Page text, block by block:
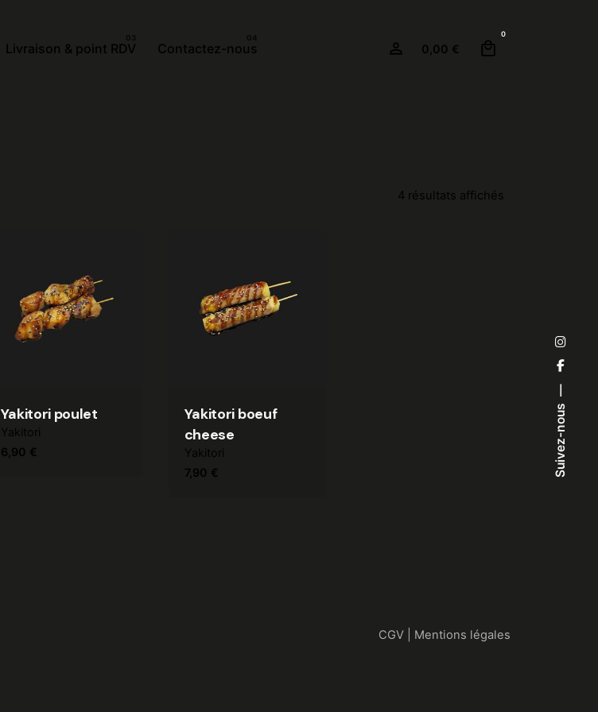
Suivez-nous
Livraison & point RDV Contactez-nous 0,00 €
0
4 résultats affichés
Yakitori poulet
Yakitori
6,90 €
Yakitori boeuf
cheese
Yakitori
7,90 €
CGV| Mentions légales